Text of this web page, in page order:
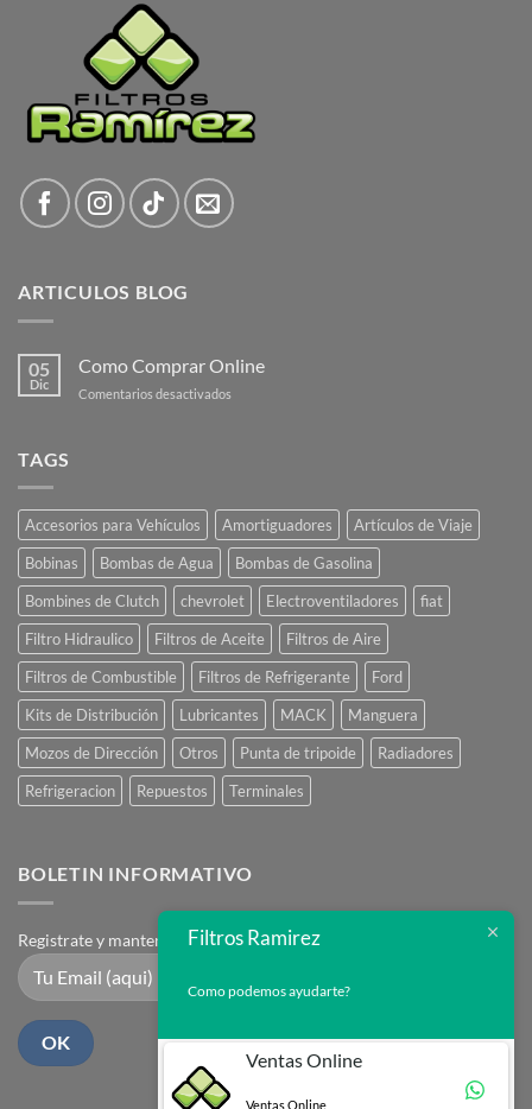
ARTICULOS BLOG
05
Dic
Como Comprar Online
Comentarios desactivados
TAGS
Accesorios para Vehículos Amortiguadores
Artículos de Viaje
Bobinas
Bombas de Agua
Bombas de Gasolina
Bombines de Clutch
chevrolet Electroventiladores
fiat
Filtro Hidraulico
Filtros de Aceite
Filtros de Aire
Filtros de Combustible
Filtros de Refrigerante
Ford
Kits de Distribución
Lubricantes MACK
Manguera
Mozos de Dirección
Otros Punta de tripoide
Radiadores
Refrigeracion
Repuestos Terminales
BOLETIN INFORMATIVO
Registrate y mantente en contacto
Filtros Ramirez
Como podemos ayudarte?
Ventas Online
Ventas Online